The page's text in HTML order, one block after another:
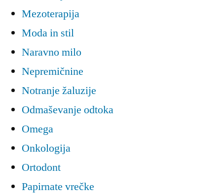
Mezoterapija
Moda in stil
Naravno milo
Nepremičnine
Notranje žaluzije
Odmaševanje odtoka
Omega
Onkologija
Ortodont
Papirnate vrečke